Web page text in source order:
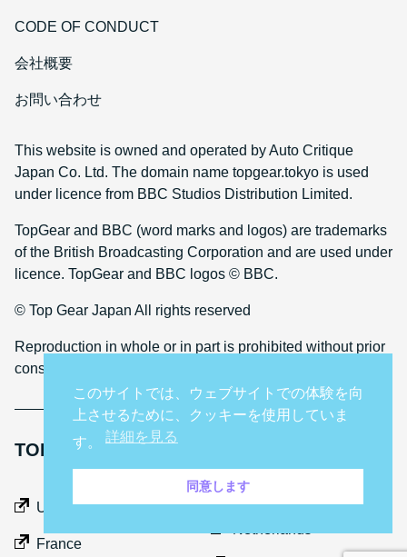
CODE OF CONDUCT
会社概要
お問い合わせ
This website is owned and operated by Auto Critique
Japan Co. Ltd. The domain name topgear.tokyo is used
under licence from BBC Studios Distribution Limited.
TopGear and BBC (word marks and logos) are trademarks
of the British Broadcasting Corporation and are used under
licence. TopGear and BBC logos © BBC.
© Top Gear Japan All rights reserved
Reproduction in whole or in part is prohibited without prior
consent
TOP GEAR INTERNATIONAL SITES
UK
France
Middle East
このサイトでは、ウェブサイトでの体験を向
上させるために、クッキーを使用していま
す。 詳細を見る
同意します